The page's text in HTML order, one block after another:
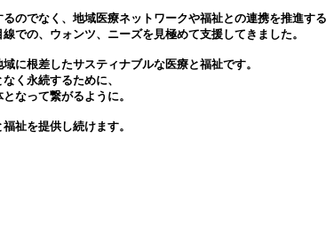
のでなく、地域医療ネットワークや福祉との連携を推進する
での、ウォンツ、ニーズを見極めて支援してきました。
に根差したサスティナブルな医療と福祉です。
く永続するために、
なって繋がるように。
祉を提供し続けます。